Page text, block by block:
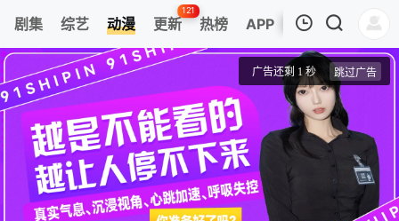
剧集 综艺 动漫 更新
121
热榜 APP
我的观影记录
1
从0位居民开始的边境领主大人
清空